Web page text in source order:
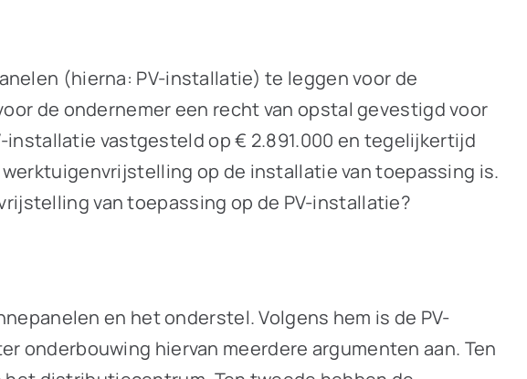
(hierna: PV-installatie) te leggen voor de
de ondernemer een recht van opstal gevestigd voor
installatie vastgesteld op € 2.891.000 en tegelijkertijd
op de installatie van toepassing is.
van toepassing op de PV-installatie?
en het onderstel. Volgens hem is de PV-
onderbouwing hiervan meerdere argumenten aan. Ten